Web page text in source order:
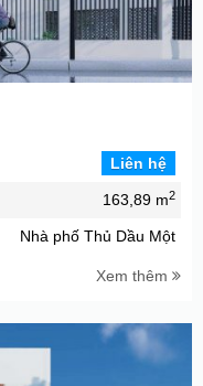
Liên hệ
163,89 m2
Nhà phố Thủ Dầu Một
Xem thêm